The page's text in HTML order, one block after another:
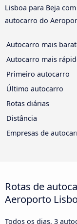
Lisboa para Beja
autocarro do
Autocarro mais
Autocarro mais
Primeiro autocarro
Último autocarro
Rotas diárias
Distância
Empresas de
Rotas de
Aeroporto
Todos os dias, 3